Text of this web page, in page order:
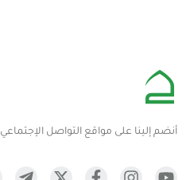
أنضم إلينا على مواقع التواصل الإجتماعي